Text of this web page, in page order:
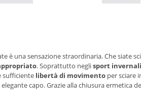
è una sensazione straordinaria. Che siate
. Soprattutto neglisport invernali
sufficiente libertà di movimento per sciare
capo. Grazie alla chiusura ermetica